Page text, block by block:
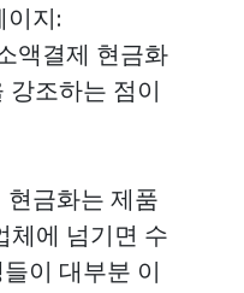
이지:
액결제 현금화
강조하는 점이
현금화는 제품
체에 넘기면 수
이 대부분 이